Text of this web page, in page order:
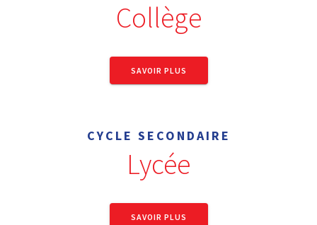
Collège
SAVOIR PLUS
CYCLE SECONDAIRE
Lycée
SAVOIR PLUS